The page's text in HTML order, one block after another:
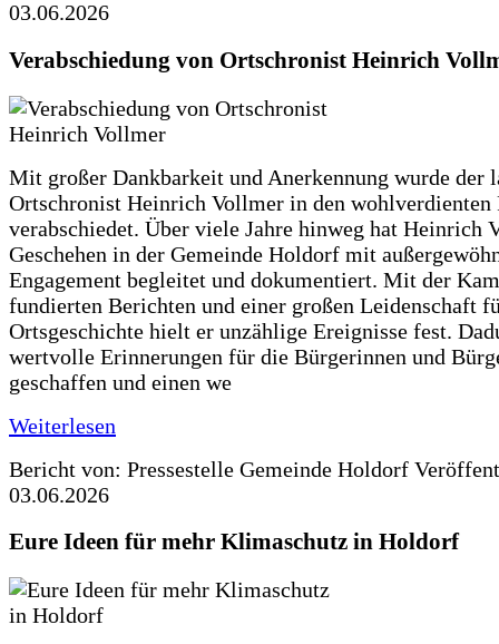
03.06.2026
Verabschiedung von Ortschronist Heinrich
Mit großer Dankbarkeit und Anerkennung wurde der
Ortschronist Heinrich Vollmer in den wohlverdienten
verabschiedet. Über viele Jahre hinweg hat Heinrich
Geschehen in der Gemeinde Holdorf mit
Engagement begleitet und dokumentiert. Mit der
fundierten Berichten und einer großen Leidenschaft
Ortsgeschichte hielt er unzählige Ereignisse fest.
wertvolle Erinnerungen für die Bürgerinnen und
geschaffen und einen we
Weiterlesen
Bericht von: Pressestelle Gemeinde Holdorf
03.06.2026
Eure Ideen für mehr Klimaschutz in Holdorf